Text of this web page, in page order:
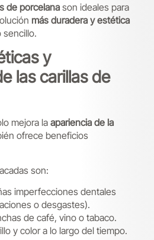
de porcelanason ideales para
más duradera y estética
sencillo.
y
las carillas de
mejora la apariencia de la
ofrece beneficios
son:
imperfecciones dentales
o desgastes).
de café, vino o tabaco.
y color a lo largo del tiempo.